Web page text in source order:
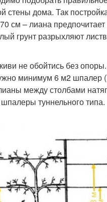
дома. Так
см – лиана
грунт разрыхляют
не обойтись без
минимум 6 м2 шпалер
между столбами
туннельного типа.